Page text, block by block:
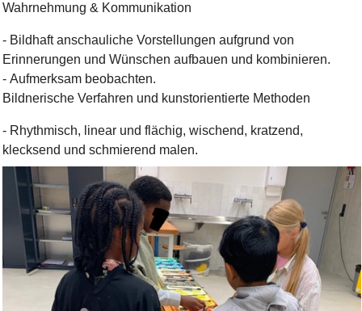
Wahrnehmung & Kommunikation
- Bildhaft anschauliche Vorstellungen aufgrund von
Erinnerungen und Wünschen aufbauen und kombinieren.
- Aufmerksam beobachten.
Bildnerische Verfahren und kunstorientierte Methoden
- Rhythmisch, linear und flächig, wischend, kratzend,
klecksend und schmierend malen.